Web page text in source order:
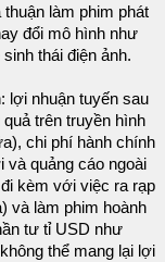
làm phim phát
đổi mô hình như
thái điện ảnh.
lợi nhuận tuyến sau
trên truyền hình
chi phí hành chính
và quảng cáo ngoài
kèm với việc ra rạp
và làm phim hoành
tư tỉ USD như
thể mang lại lợi